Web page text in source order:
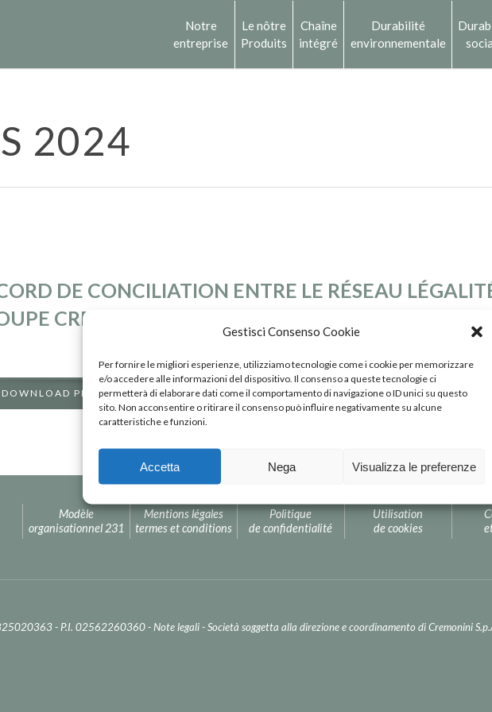
Gestisci Consenso Cookie
Per fornire le migliori esperienze, utilizziamo tecnologie come i cookie per memorizzare
e/o accedere alle informazioni del dispositivo. Il consenso a queste tecnologie ci
permetterà di elaborare dati come il comportamento di navigazione o ID unici su questo
sito. Non acconsentire o ritirare il consenso può influire negativamente su alcune
caratteristiche e funzioni.
Accetta Nega Visualizza le preferenze
Notre
entreprise
Le nôtre
Produits
Chaîne
intégré
Durabilité
environnementale
2024
DE CONCILIATION ENTRE LE RÉSEAU
CREMONINI
DOWNLOAD PDF
Modèle
organisationnel 231
Mentions légales
termes et conditions
Politique
de confidentialité
Utilisation
de cookies
- P.I. 02562260360 -Note legali- Società soggetta alla direzione e coordinamento di Cremonini